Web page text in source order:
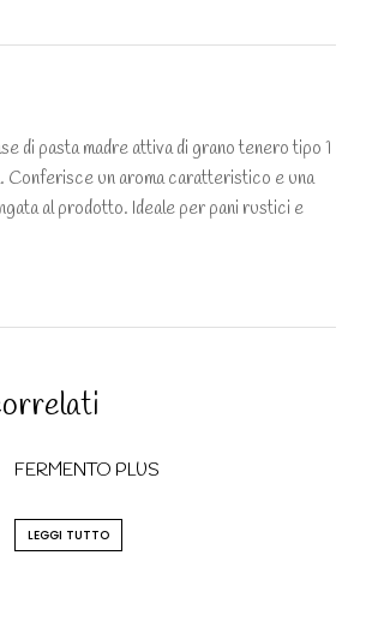
di pasta madre attiva di grano tenero tipo 1
Conferisce un aroma caratteristico e una
al prodotto. Ideale per pani rustici e
FERMENTO PLUS
LEGGI TUTTO